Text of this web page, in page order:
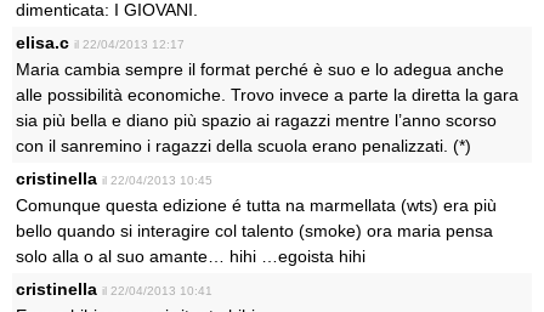
dimenticata: I GIOVANI.
elisa.c il 22/04/2013 12:17
Maria cambia sempre il format perché è suo e lo adegua anche
alle possibilità economiche. Trovo invece a parte la diretta la gara
sia più bella e diano più spazio ai ragazzi mentre l’anno scorso
con il sanremino i ragazzi della scuola erano penalizzati. (*)
cristinella il 22/04/2013 10:45
Comunque questa edizione é tutta na marmellata (wts) era più
bello quando si interagire col talento (smoke) ora maria pensa
solo alla o al suo amante… hihi …egoista hihi
cristinella il 22/04/2013 10:41